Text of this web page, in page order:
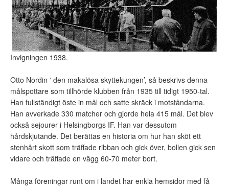
Invigningen 1938.
Otto Nordin ‘ den makalösa skyttekungen’, så beskrivs denna
målspottare som tillhörde klubben från 1935 till tidigt 1950-tal.
Han fullständigt öste in mål och satte skräck i motståndarna.
Han avverkade 330 matcher och gjorde hela 415 mål. Det blev
också sejourer i Helsingborgs IF. Han var dessutom
hårdskjutande. Det berättas en historia om hur han sköt ett
stenhårt skott som träffade ribban och gick över, bollen gick sen
vidare och träffade en vägg 60-70 meter bort.
Många föreningar runt om i landet har enkla hemsidor med få